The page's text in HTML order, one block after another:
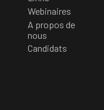
Webinaires
A propos de
nous
Candidats